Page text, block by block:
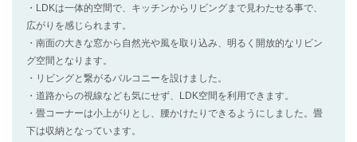
・LDKは一体的空間で、キッチンからリビングまで見わたせる事で、
広がりを感じられます。
・南面の大きな窓から自然光や風を取り込み、明るく開放的なリビン
グ空間となります。
・リビングと繋がるバルコニーを設けました。
・道路からの視線なども気にせず、LDK空間を利用できます。
・畳コーナーは小上がりとし、腰かけたりできるようにしました。畳
下は収納となっています。